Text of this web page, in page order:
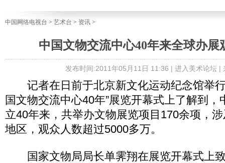
中国网络电视台 > 艺术台 > 资讯 >
中国文物交流中心40年来全球办展
发布时间:2011年05月11日 11:36 | 进入美术论坛|
记者在日前于北京新文化运动纪念馆举
国文物交流中心40年”展览开幕式上了解到
立40年来，共举办文物展览项目170余项，
地区，观众人数超过5000多万。
国家文物局局长单霁翔在展览开幕式上